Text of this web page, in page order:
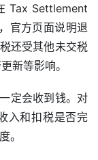
Tax Settlement
官方页面说明退
还受其他未交税
新等影响。
定会收到钱。对
入和扣税是否完
。